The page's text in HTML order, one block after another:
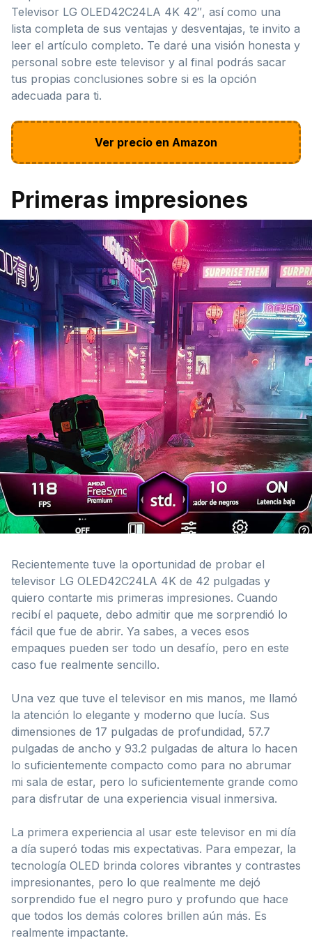
Televisor LG OLED42C24LA 4K 42″, así como una
lista completa de sus ventajas y desventajas, te invito a
leer el artículo completo. Te daré una visión honesta y
personal sobre este televisor y al final podrás sacar
tus propias conclusiones sobre si es la opción
adecuada para ti.
Ver precio en Amazon
Primeras impresiones
Recientemente tuve la oportunidad de probar el
televisor LG OLED42C24LA 4K de 42 pulgadas y
quiero contarte mis primeras impresiones. Cuando
recibí el paquete, debo admitir que me sorprendió lo
fácil que fue de abrir. Ya sabes, a veces esos
empaques pueden ser todo un desafío, pero en este
caso fue realmente sencillo.
Una vez que tuve el televisor en mis manos, me llamó
la atención lo elegante y moderno que lucía. Sus
dimensiones de 17 pulgadas de profundidad, 57.7
pulgadas de ancho y 93.2 pulgadas de altura lo hacen
lo suficientemente compacto como para no abrumar
mi sala de estar, pero lo suficientemente grande como
para disfrutar de una experiencia visual inmersiva.
La primera experiencia al usar este televisor en mi día
a día superó todas mis expectativas. Para empezar, la
tecnología OLED brinda colores vibrantes y contrastes
impresionantes, pero lo que realmente me dejó
sorprendido fue el negro puro y profundo que hace
que todos los demás colores brillen aún más. Es
realmente impactante.